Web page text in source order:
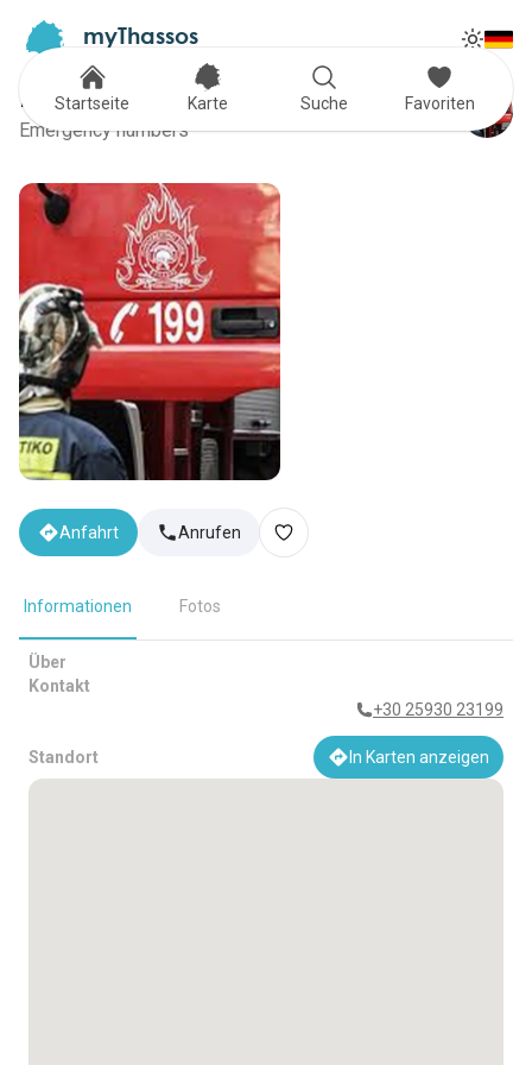
myThassos
Feuerwehr
Emergency numbers
Anfahrt Anrufen
Informationen Fotos
Über
Kontakt
+30 25930 23199
Standort In Karten anzeigen
Startseite Karte Suche Favoriten